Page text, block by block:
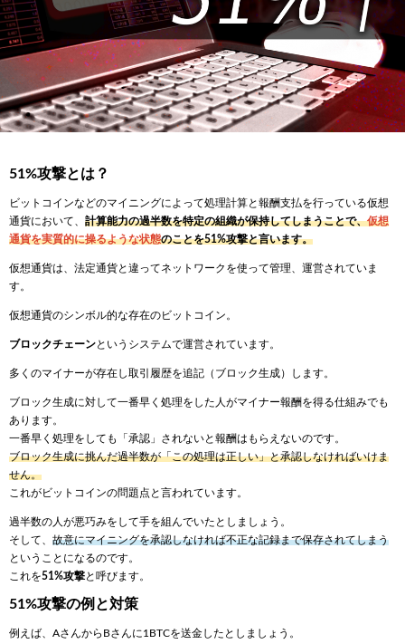
51%攻撃とは？
ビットコインなどのマイニングによって処理計算と報酬支払を行っている仮想
通貨において、 計算能力の過半数を特定の組織が保持してしまうことで、仮想
通貨を実質的に操るような状態のことを51%攻撃と言います。
仮想通貨は、法定通貨と違ってネットワークを使って管理、運営されていま
す。
仮想通貨のシンボル的な存在のビットコイン。
ブロックチェーンというシステムで運営されています。
多くのマイナーが存在し取引履歴を追記（ブロック生成）します。
ブロック生成に対して一番早く処理をした人がマイナー報酬を得る仕組みでも
あります。
一番早く処理をしても「承認」されないと報酬はもらえないのです。
ブロック生成に挑んだ過半数が「この処理は正しい」と承認しなければいけま
せん。
これがビットコインの問題点と言われています。
過半数の人が悪巧みをして手を組んでいたとしましょう。
そして、 故意にマイニングを承認しなければ不正な記録まで保存されてしまう
ということになるのです。
これを51%攻撃と呼びます。
51%攻撃の例と対策
例えば、AさんからBさんに1BTCを送金したとしましょう。